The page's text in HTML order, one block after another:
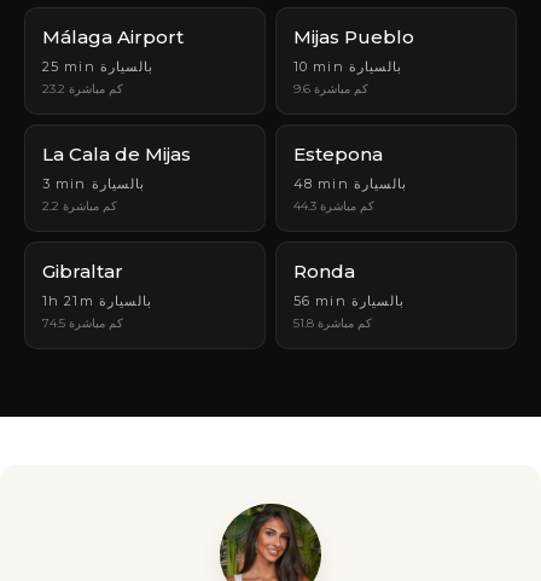
Málaga Airport
25 min بالسيارة
23.2 كم مباشرة
Mijas Pueblo
10 min بالسيارة
9.6 كم مباشرة
La Cala de Mijas
3 min بالسيارة
2.2 كم مباشرة
Estepona
48 min بالسيارة
44.3 كم مباشرة
Gibraltar
1h 21m بالسيارة
74.5 كم مباشرة
Ronda
56 min بالسيارة
51.8 كم مباشرة